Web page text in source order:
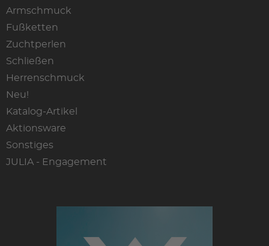
Armschmuck
Fußketten
Zuchtperlen
Schließen
Herrenschmuck
Neu!
Katalog-Artikel
Aktionsware
Sonstiges
JULIA - Engagement